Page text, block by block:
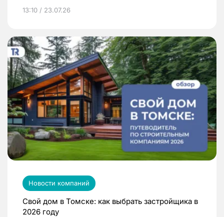
13:10 / 23.07.26
Новости компаний
Свой дом в Томске: как выбрать застройщика в
2026 году